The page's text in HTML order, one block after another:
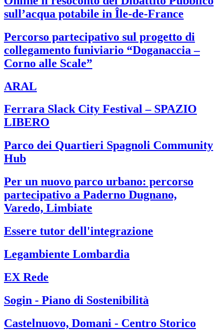
sull’acqua potabile in Île-de-France
Percorso partecipativo sul progetto di
collegamento funiviario “Doganaccia –
Corno alle Scale”
ARAL
Ferrara Slack City Festival – SPAZIO
LIBERO
Parco dei Quartieri Spagnoli Community
Hub
Per un nuovo parco urbano: percorso
partecipativo a Paderno Dugnano,
Varedo, Limbiate
Essere tutor dell'integrazione
Legambiente Lombardia
EX Rede
Sogin - Piano di Sostenibilità
Castelnuovo, Domani - Centro Storico